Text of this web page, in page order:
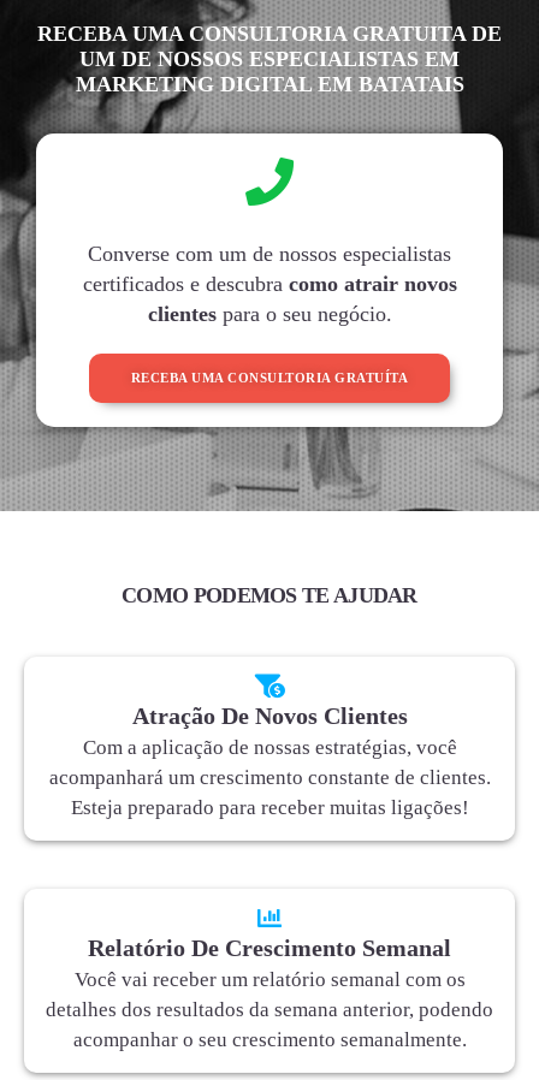
RECEBA UMA CONSULTORIA GRATUITA DE
UM DE NOSSOS ESPECIALISTAS EM
MARKETING DIGITAL EM BATATAIS
Converse com um de nossos especialistas
certificados e descubra como atrair novos
clientespara o seu negócio.
RECEBA UMA CONSULTORIA GRATUÍTA
COMO PODEMOS TE AJUDAR
Atração De Novos Clientes
Com a aplicação de nossas estratégias, você
acompanhará um crescimento constante de clientes.
Esteja preparado para receber muitas ligações!
Relatório De Crescimento Semanal
Você vai receber um relatório semanal com os
detalhes dos resultados da semana anterior, podendo
acompanhar o seu crescimento semanalmente.